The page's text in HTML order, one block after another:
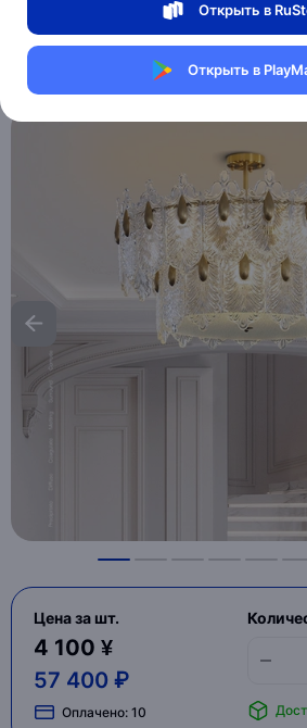
Открыть в
Открыть в
Магазин Table lamps
MAI__HE_MAI_CHEMES
Цена за шт.
4 100 ¥
57 400 ₽
Оплачено: 10